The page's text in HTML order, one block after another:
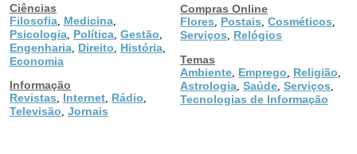
Ciências
Filosofia Medicina
Psicologia Política Gestão
Engenharia Direito História
Economia
Informação
Revistas
Internet Rádio
Televisão Jornais
Compras Online
Flores
Postais Cosméticos
Serviços
Relógios
Temas
Ambiente Emprego Religião
Astrologia Saúde Serviços
Tecnologias de Informação